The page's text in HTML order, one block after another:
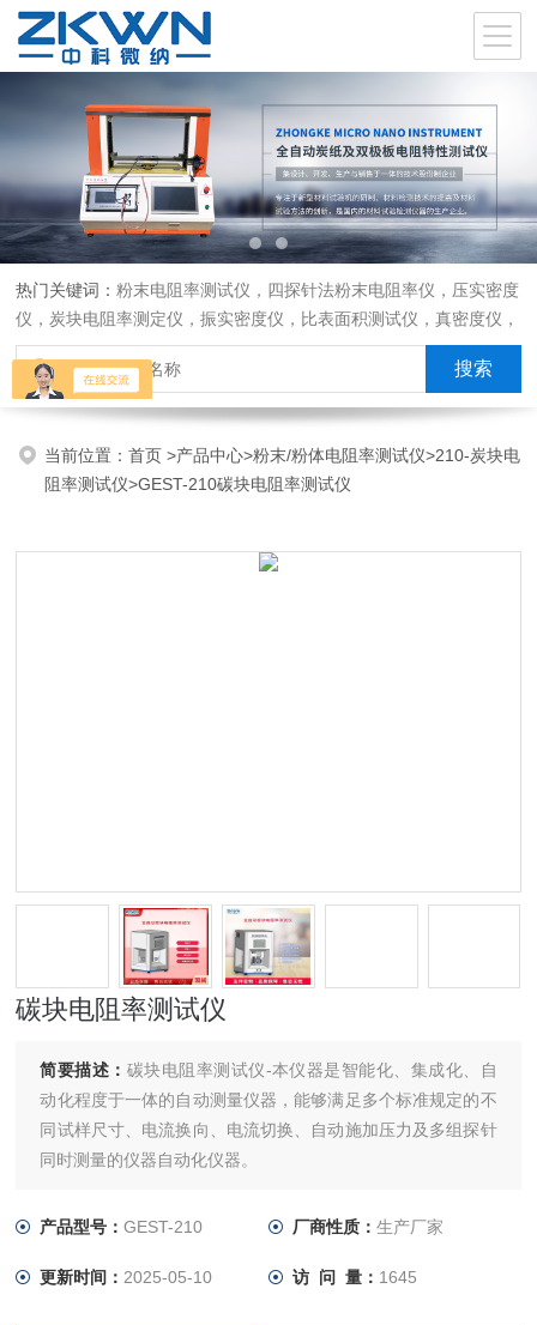
热门关键词：粉末电阻率测试仪，四探针法粉末电阻率仪，压实密度
仪，炭块电阻率测定仪，振实密度仪，比表面积测试仪，真密度仪，
炭块热膨胀仪，炭块透气率仪，炭块二氧化碳反应测定仪
当前位置：首页>产品中心>粉末/粉体电阻率测试仪>210-炭块电
阻率测试仪>GEST-210碳块电阻率测试仪
碳块电阻率测试仪
简要描述： 碳块电阻率测试仪-本仪器是智能化、集成化、自
动化程度于一体的自动测量仪器，能够满足多个标准规定的不
同试样尺寸、电流换向、电流切换、自动施加压力及多组探针
同时测量的仪器自动化仪器。
产品型号：GEST-210 厂商性质： 生产厂家
更新时间： 2025-05-10 访 问 量： 1645